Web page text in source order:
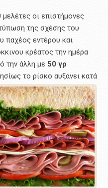
οι επιστήμονες
της σχέσης του
παχέος εντέρου και
κρέατος την ημέρα
την άλλη με 50 γρ
το ρίσκο αυξάνει κατά